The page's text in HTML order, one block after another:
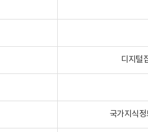
디지털
국가지식